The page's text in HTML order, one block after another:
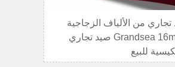
من الألياف الزجاجية
من طراز Grandsea 16m صيد تجاري
للبيع